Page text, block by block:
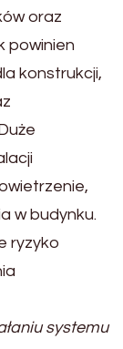
oraz
powinien
konstrukcji,
w budynku.
ryzyko
systemu